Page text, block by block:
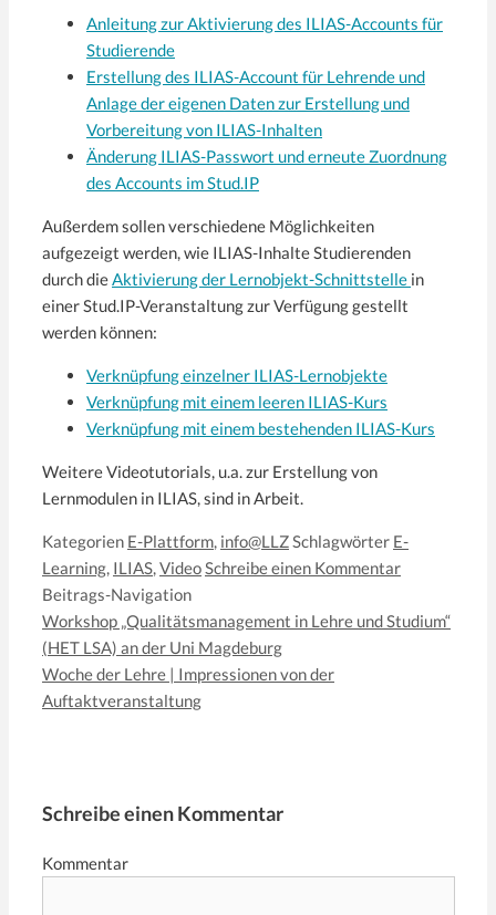
Anleitung zur Aktivierung des ILIAS-Accounts für
Studierende
Erstellung des ILIAS-Account für Lehrende und
Anlage der eigenen Daten zur Erstellung und
Vorbereitung von ILIAS-Inhalten
Änderung ILIAS-Passwort und erneute Zuordnung
des Accounts im Stud.IP
Außerdem sollen verschiedene Möglichkeiten
aufgezeigt werden, wie ILIAS-Inhalte Studierenden
durch dieAktivierung der Lernobjekt-Schnittstelle in
einer Stud.IP-Veranstaltung zur Verfügung gestellt
werden können:
Verknüpfung einzelner ILIAS-Lernobjekte
Verknüpfung mit einem leeren ILIAS-Kurs
Verknüpfung mit einem bestehenden ILIAS-Kurs
Weitere Videotutorials, u.a. zur Erstellung von
Lernmodulen in ILIAS, sind in Arbeit.
Kategorien E-Plattform, info@LLZSchlagwörter E-
Learning, ILIAS,VideoSchreibe einen Kommentar
Beitrags-Navigation
Workshop „Qualitätsmanagement in Lehre und Studium“
(HET LSA) an der Uni Magdeburg
Woche der Lehre | Impressionen von der
Auftaktveranstaltung
Schreibe einen Kommentar
Kommentar